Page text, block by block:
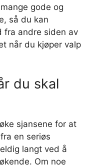
gode og
så du kan
fra andre siden av
når du kjøper valp
du skal
sjansene for at
en seriøs
langt ved å
Om noe